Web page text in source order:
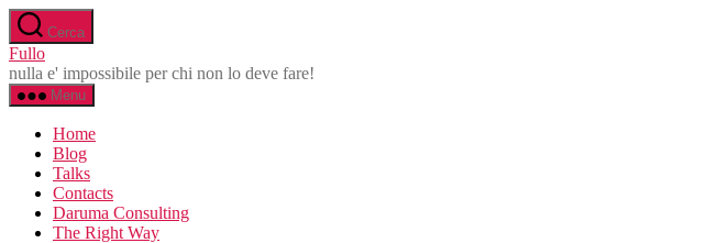
Salta
al
contenuto
Cerca
Fullo
nulla e' impossibile per chi non lo deve fare!
Menu
Home
Blog
Talks
Contacts
Daruma Consulting
The Right Way